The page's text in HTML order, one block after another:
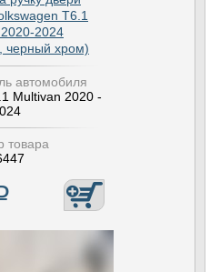
T6.1
2024
черный хром)
автомобиля
Multivan 2020 -
товара